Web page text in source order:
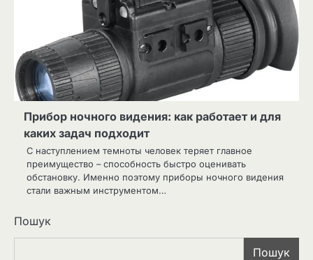
Прибор ночного видения: как работает и для
каких задач подходит
С наступлением темноты человек теряет главное
преимущество – способность быстро оценивать
обстановку. Именно поэтому приборы ночного видения
стали важным инструментом…
Пошук
Пошук